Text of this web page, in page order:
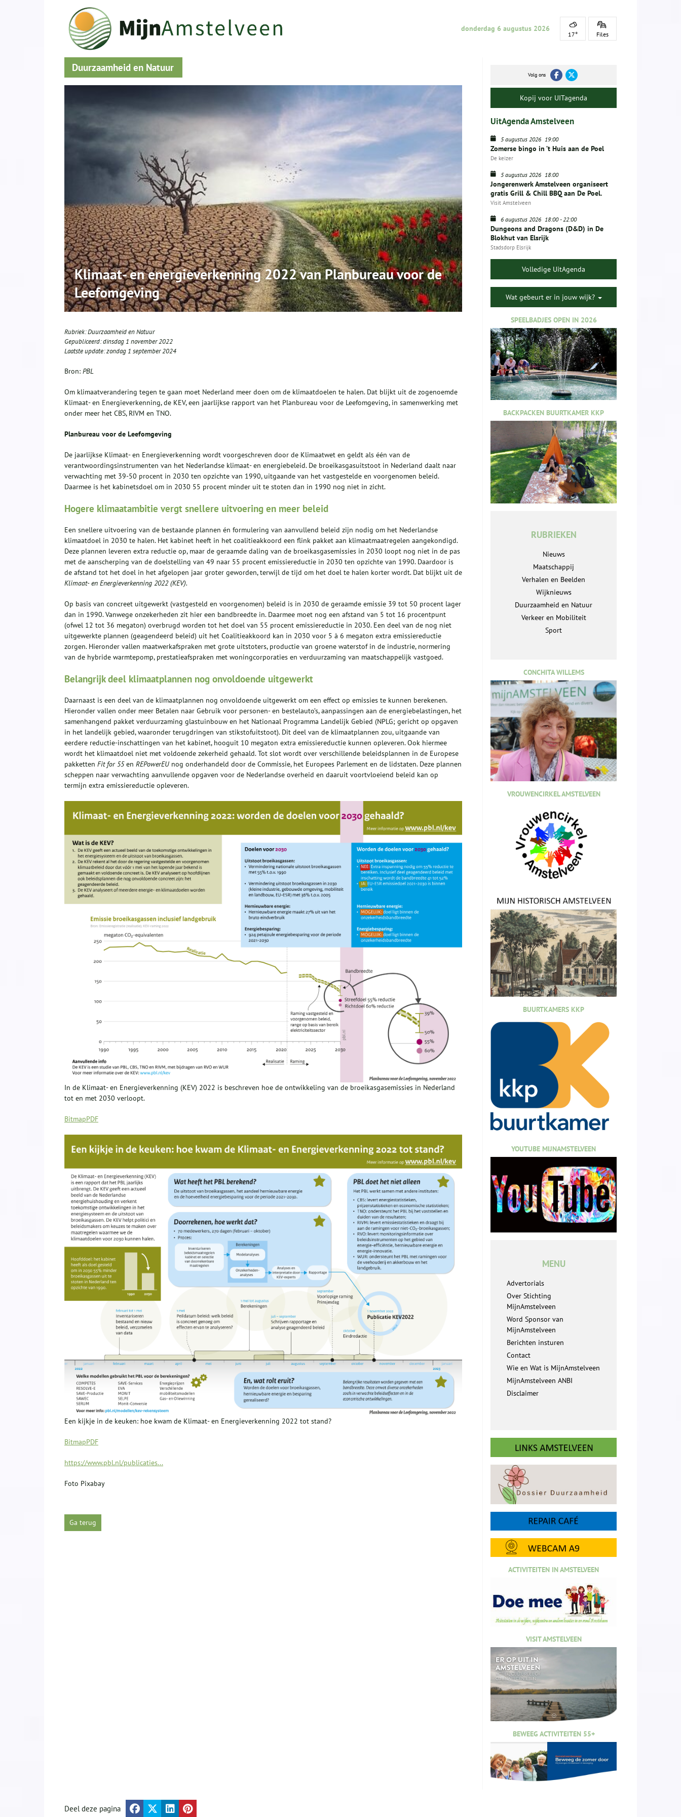
donderdag 6 augustus 2026
17° Files
Duurzaamheid en Natuur
Klimaat- en energieverkenning 2022 van Planbureau voor de
Leefomgeving
Rubriek:Duurzaamheid en Natuur
Gepubliceerd:dinsdag 1 november 2022
Laatste update:zondag 1 september 2024
Bron: PBL
Om klimaatverandering tegen te gaan moet Nederland meer doen om de klimaatdoelen te halen. Dat blijkt uit de zogenoemde
Klimaat- en Energieverkenning, de KEV, een jaarlijkse rapport van het Planbureau voor de Leefomgeving, in samenwerking met
onder meer het CBS, RIVM en TNO.
Planbureau voor de Leefomgeving
De jaarlijkse Klimaat- en Energieverkenning wordt voorgeschreven door de Klimaatwet en geldt als één van de
verantwoordingsinstrumenten van het Nederlandse klimaat- en energiebeleid. De broeikasgasuitstoot in Nederland daalt naar
verwachting met 39-50 procent in 2030 ten opzichte van 1990, uitgaande van het vastgestelde en voorgenomen beleid.
Daarmee is het kabinetsdoel om in 2030 55 procent minder uit te stoten dan in 1990 nog niet in zicht.
Hogere klimaatambitie vergt snellere uitvoering en meer beleid
Een snellere uitvoering van de bestaande plannen én formulering van aanvullend beleid zijn nodig om het Nederlandse
klimaatdoel in 2030 te halen. Het kabinet heeft in het coalitieakkoord een flink pakket aan klimaatmaatregelen aangekondigd.
Deze plannen leveren extra reductie op, maar de geraamde daling van de broeikasgasemissies in 2030 loopt nog niet in de pas
met de aanscherping van de doelstelling van 49 naar 55 procent emissiereductie in 2030 ten opzichte van 1990. Daardoor is
de afstand tot het doel in het afgelopen jaar groter geworden, terwijl de tijd om het doel te halen korter wordt. Dat blijkt uit de
Klimaat- en Energieverkenning 2022 (KEV).
Op basis van concreet uitgewerkt (vastgesteld en voorgenomen) beleid is in 2030 de geraamde emissie 39 tot 50 procent lager
dan in 1990. Vanwege onzekerheden zit hier een bandbreedte in. Daarmee moet nog een afstand van 5 tot 16 procentpunt
(ofwel 12 tot 36 megaton) overbrugd worden tot het doel van 55 procent emissiereductie in 2030. Een deel van de nog niet
uitgewerkte plannen (geagendeerd beleid) uit het Coalitieakkoord kan in 2030 voor 5 à 6 megaton extra emissiereductie
zorgen. Hieronder vallen maatwerkafspraken met grote uitstoters, productie van groene waterstof in de industrie, normering
van de hybride warmtepomp, prestatieafspraken met woningcorporaties en verduurzaming van maatschappelijk vastgoed.
Belangrijk deel klimaatplannen nog onvoldoende uitgewerkt
Daarnaast is een deel van de klimaatplannen nog onvoldoende uitgewerkt om een effect op emissies te kunnen berekenen.
Hieronder vallen onder meer Betalen naar Gebruik voor personen- en bestelauto’s, aanpassingen aan de energiebelastingen, het
samenhangend pakket verduurzaming glastuinbouw en het Nationaal Programma Landelijk Gebied (NPLG; gericht op opgaven
in het landelijk gebied, waaronder terugdringen van stikstofuitstoot). Dit deel van de klimaatplannen zou, uitgaande van
eerdere reductie-inschattingen van het kabinet, hooguit 10 megaton extra emissiereductie kunnen opleveren. Ook hiermee
wordt het klimaatdoel niet met voldoende zekerheid gehaald. Tot slot wordt over verschillende beleidsplannen in de Europese
pakketten Fit for 55en REPowerEU nog onderhandeld door de Commissie, het Europees Parlement en de lidstaten. Deze plannen
scheppen naar verwachting aanvullende opgaven voor de Nederlandse overheid en daaruit voortvloeiend beleid kan op
termijn extra emissiereductie opleveren.
In de Klimaat- en Energieverkenning (KEV) 2022 is beschreven hoe de ontwikkeling van de broeikasgasemissies in Nederland
tot en met 2030 verloopt.
BitmapPDF
Een kijkje in de keuken: hoe kwam de Klimaat- en Energieverkenning 2022 tot stand?
BitmapPDF
https://www.pbl.nl/publicaties...
Foto Pixabay
Ga terug
Volg ons
Kopij voor UITagenda
UitAgenda Amstelveen
5 augustus 2026 19:00
Zomerse bingo in ’t Huis aan de Poel
De keizer
5 augustus 2026 18:00
Jongerenwerk Amstelveen organiseert
gratis Grill & Chill BBQ aan De Poel.
Visit Amstelveen
6 augustus 2026 18:00-22:00
Dungeons and Dragons (D&D) in De
Blokhut van Elsrijk
Stadsdorp Elsrijk
Volledige UitAgenda
Wat gebeurt er in jouw wijk?
SPEELBADJES OPEN IN 2026
BACKPACKEN BUURTKAMER KKP
RUBRIEKEN
Nieuws
Maatschappij
Verhalen en Beelden
Wijknieuws
Duurzaamheid en Natuur
Verkeer en Mobiliteit
Sport
CONCHITA WILLEMS
VROUWENCIRKEL AMSTELVEEN
BUURTKAMERS KKP
YOUTUBE MIJNAMSTELVEEN
MENU
Advertorials
Over Stichting
MijnAmstelveen
Word Sponsor van
MijnAmstelveen
Berichten insturen
Contact
Wie en Wat is MijnAmstelveen
MijnAmstelveen ANBI
Disclaimer
ACTIVITEITEN IN AMSTELVEEN
VISIT AMSTELVEEN
BEWEEG ACTIVITEITEN 55+
Deel deze pagina